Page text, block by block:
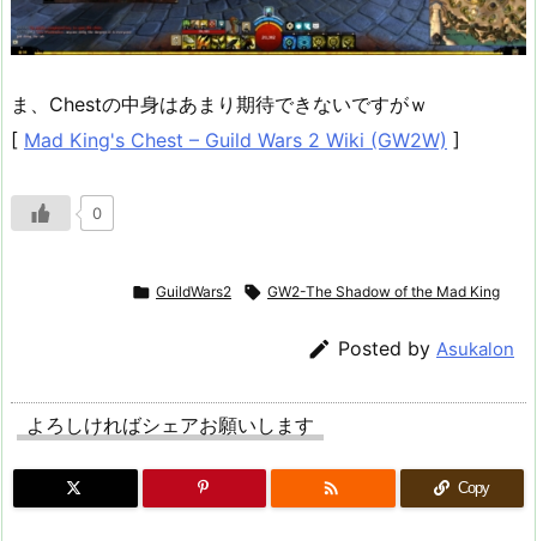
ま、Chestの中身はあまり期待できないですがｗ
[ Mad King's Chest – Guild Wars 2 Wiki (GW2W) ]
0
 GuildWars2  GW2-The Shadow of the Mad King
 Posted by Asukalon
よろしければシェアお願いします
 Copy